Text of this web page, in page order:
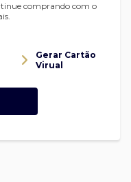
comprando com o
Gerar Cartão
Virual